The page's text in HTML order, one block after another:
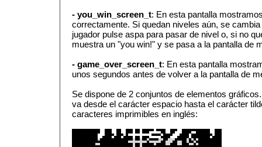
- you_win_screen_t: En esta pantalla
correctamente. Si quedan niveles aún, se
jugador pulse aspa para pasar de nivel o, si no
muestra un "you win!" y se pasa a la pantalla de
- game_over_screen_t: En esta pantalla
unos segundos antes de volver a la pantalla de
Se dispone de 2 conjuntos de elementos
va desde el carácter espacio hasta el carácter
caracteres imprimibles en inglés: